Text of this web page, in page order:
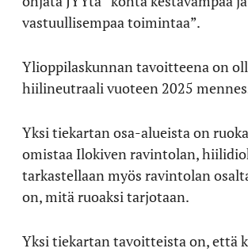
vastuullisempaa toimintaa”.
Ylioppilaskunnan tavoitteena on
hiilineutraali vuoteen 2025
Yksi tiekartan osa-alueista on
omistaa Ilokiven ravintolan,
tarkastellaan myös ravintolan
on, mitä ruoaksi tarjotaan.
Yksi tiekartan tavoitteista on, että